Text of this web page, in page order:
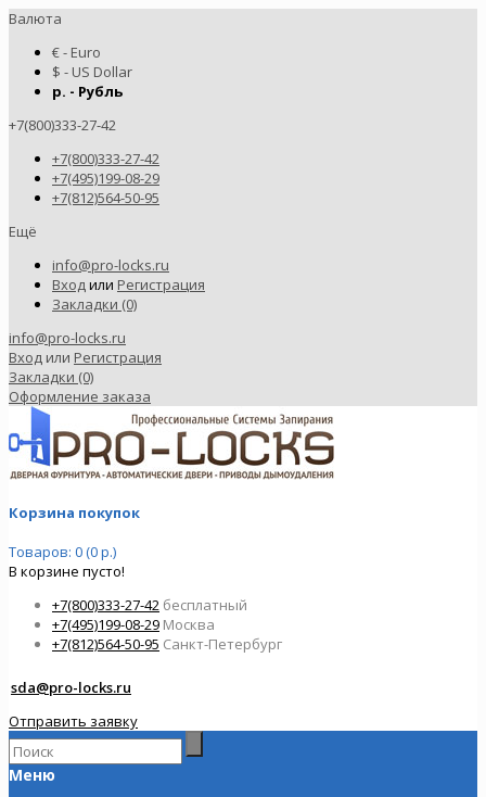
Валюта
€ - Euro
$ - US Dollar
р. - Рубль
+7(800)333-27-42
+7(800)333-27-42
+7(495)199-08-29
+7(812)564-50-95
Ещё
info@pro-locks.ru
Входили Регистрация
Закладки (0)
info@pro-locks.ru
Вход или Регистрация
Закладки (0)
Оформление заказа
Корзина покупок
Товаров: 0 (0 р.)
В корзине пусто!
+7(800)333-27-42 бесплатный
+7(495)199-08-29 Москва
+7(812)564-50-95 Санкт-Петербург
sda@pro-locks.ru
Отправить заявку
Меню